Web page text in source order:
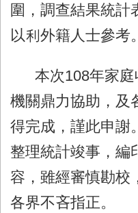
圍，調查結果統計
以利外籍人士參考。
本次108年家
機關鼎力協助，及
得完成，謹此申謝
整理統計竣事，編
容，雖經審慎勘校
各界不吝指正。